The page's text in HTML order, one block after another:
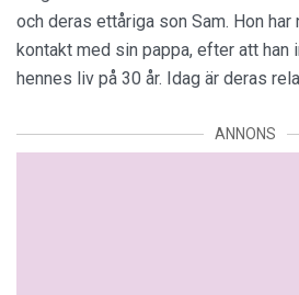
och deras ettåriga son Sam. Hon
kontakt med sin pappa, efter att han
hennes liv på 30 år. Idag är deras
ANNONS